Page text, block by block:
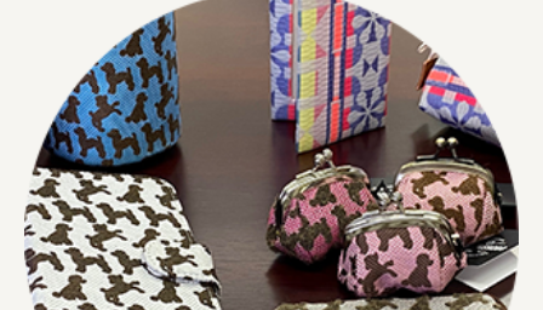
法人の方でお取引をご検討の方へ
オリジナルグッズ・記念品を作りたい方へ
採用情報
ご利用ガイド
お問い合わせ